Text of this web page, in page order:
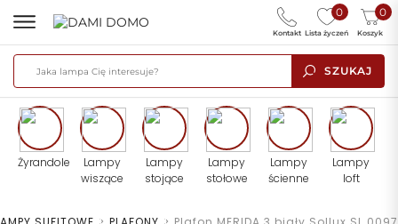
SZUKAJ
0
Lista życzeń
0
Koszyk
Kontakt
Żyrandole
Lampy
wiszące
Lampy
stojące
Lampy
stołowe
Lampy
ścienne
Lampy
loft